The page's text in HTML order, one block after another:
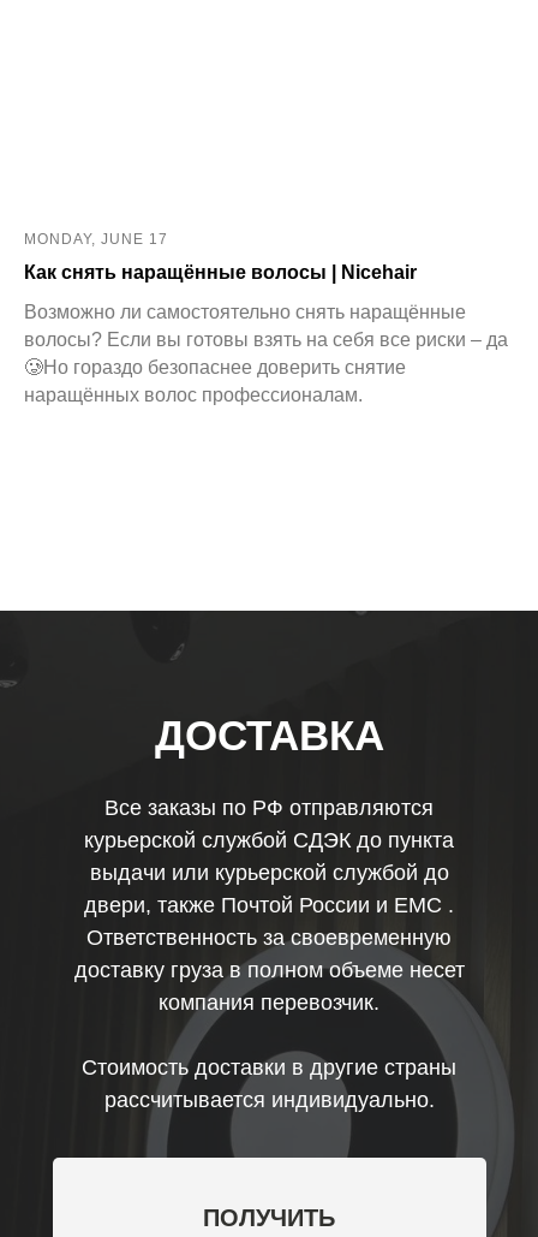
MONDAY, JUNE 17
Как снять наращённые волосы | Nicehair
Возможно ли самостоятельно снять наращённые
волосы? Если вы готовы взять на себя все риски – да
🥲Но гораздо безопаснее доверить снятие
наращённых волос профессионалам.
ДОСТАВКА
Все заказы по РФ отправляются
курьерской службой СДЭК до пункта
выдачи или курьерской службой до
двери, также Почтой России и ЕМС .
Ответственность за своевременную
доставку груза в полном объеме несет
компания перевозчик.
Стоимость доставки в другие страны
рассчитывается индивидуально.
ПОЛУЧИТЬ